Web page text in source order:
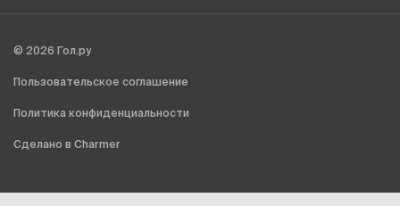
© 2026 Гол.ру
Пользовательское соглашение
Политика конфиденциальности
Сделано в Charmer